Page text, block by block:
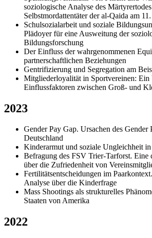
soziologische Analyse des
Selbstmordattentäter der al-Qaida am
Schulsozialarbeit und soziale
Plädoyer für eine Ausweitung der
Bildungsforschung
Der Einfluss der wahrgenommenen
partnerschaftlichen Beziehungen
Gentrifizierung und Segregation am
Mitgliederloyalität in Sportvereinen: Ein
Einflussfaktoren zwischen Groß- und
2023
Gender Pay Gap. Ursachen des Gender
Deutschland
Kinderarmut und soziale Ungleichheit
Befragung des FSV Trier-Tarforst. Eine
über die Zufriedenheit von
Fertilitätsentscheidungen im
Analyse über die Kinderfrage
Mass Shootings als strukturelles
Staaten von Amerika
2022